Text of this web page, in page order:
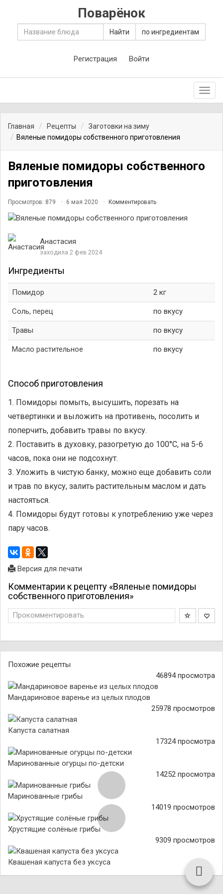
Поварёнок
Найти по ингредиентам
Регистрация Войти
Главная Рецепты
Заготовки на зиму
Вяленые помидоры собственного приготовления
Вяленые помидоры собственного
приготовления
Просмотров: 879 6 мая 2020 Комментировать
Анастасия
заходила 2 фев 2024
Ингредиенты
Помидор 2 кг
Соль, перец по вкусу
Травы по вкусу
Масло растительное по вкусу
Способ приготовления
1. Помидоры помыть, высушить, порезать на
четвертинки и выложить на противень, посолить и
поперчить, добавить травы по вкусу.
2. Поставить в духовку, разогретую до 100°С, на 5-6
часов, пока они не подсохнут.
3. Уложить в чистую банку, можно еще добавить соли
и трав по вкусу, залить растительным маслом и дать
настояться.
4. Помидоры будут готовы к употреблению уже через
пару часов.
Версия для печати
Комментарии к рецепту «Вяленые помидоры
собственного приготовления»
Прокомментировать
Похожие рецепты
46894 просмотра
Мандариновое варенье из целых плодов
25978 просмотров
Капуста салатная
17324 просмотра
Маринованные огурцы по-детски
14252 просмотра
Маринованные грибы
14019 просмотров
Хрустящие солёные грибы
9309 просмотров
Квашеная капуста без уксуса